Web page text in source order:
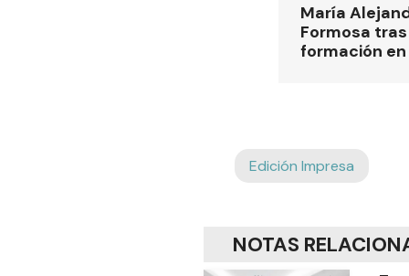
María
Formosa
formación
Edición Impresa
NOTAS